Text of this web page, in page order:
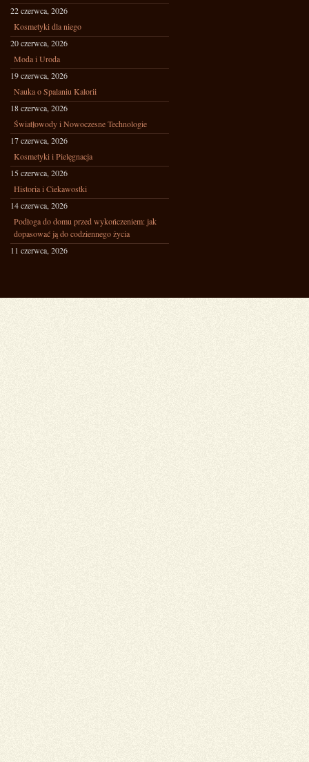
22 czerwca, 2026
Kosmetyki dla niego
20 czerwca, 2026
Moda i Uroda
19 czerwca, 2026
Nauka o Spalaniu Kalorii
18 czerwca, 2026
Światłowody i Nowoczesne Technologie
17 czerwca, 2026
Kosmetyki i Pielęgnacja
15 czerwca, 2026
Historia i Ciekawostki
14 czerwca, 2026
Podłoga do domu przed wykończeniem: jak
dopasować ją do codziennego życia
11 czerwca, 2026